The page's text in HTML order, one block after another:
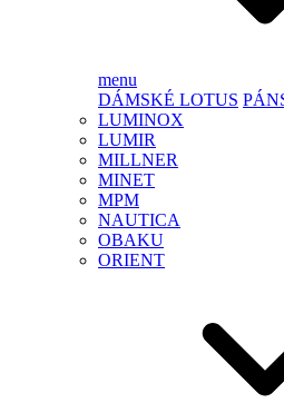
menu
DÁMSKÉ LOTUS
LUMINOX
LUMIR
MILLNER
MINET
MPM
NAUTICA
OBAKU
ORIENT